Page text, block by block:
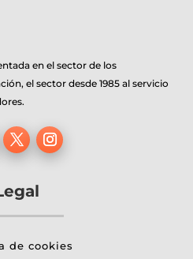
en el sector de los
el sector desde 1985 al servicio
de cookies